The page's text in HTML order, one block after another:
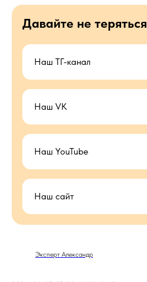
Давайте не теряться
Наш ТГ-канал
Наш VK
Наш YouTube
Наш сайт
Эксперт Александр